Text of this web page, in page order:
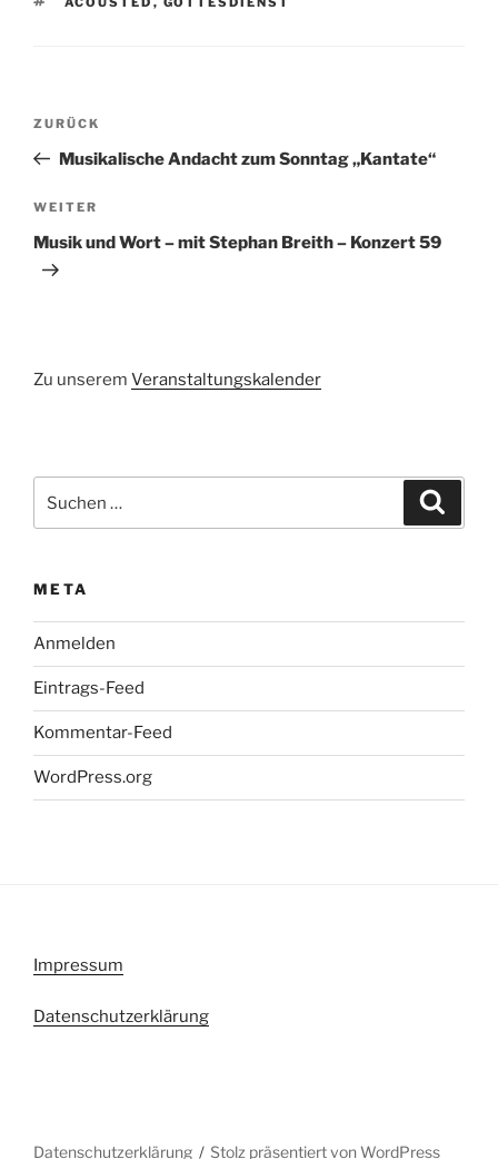
Beitragsnavigation
Vorheriger
Beitrag
ZURÜCK
Musikalische Andacht zum Sonntag „Kantate“
Nächster
Beitrag
WEITER
Musik und Wort – mit Stephan Breith – Konzert 59
Zu unserem Veranstaltungskalender
nach:
META
Anmelden
Eintrags-Feed
Kommentar-Feed
WordPress.org
Impressum
Datenschutzerklärung
Datenschutzerklärung Stolz präsentiert von WordPress